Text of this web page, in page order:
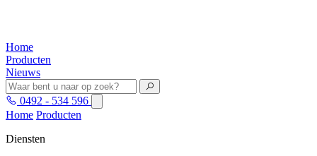
Home
Producten
Nieuws
0492 - 534 596
Home Producten
Diensten